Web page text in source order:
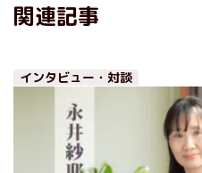
関連記事
インタビュー・対談